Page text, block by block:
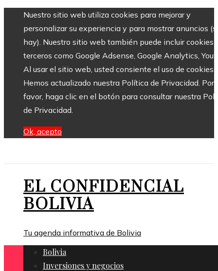
Nuestro sitio web utiliza cookies para mejorar y
personalizar su experiencia y para mostrar anuncios
hay). Nuestro sitio web también puede incluir cookies
terceros como Google Adsense, Google Analytics,
Al usar el sitio web, usted consiente el uso de cookies.
Hemos actualizado nuestra Política de Privacidad. Por
favor, haga clic en el botón para consultar nuestra
de Privacidad.
Ok, acepto
EL CONFIDENCIAL
BOLIVIA
Tu agenda informativa de Bolivia
Bolivia
Inversiones y negocios